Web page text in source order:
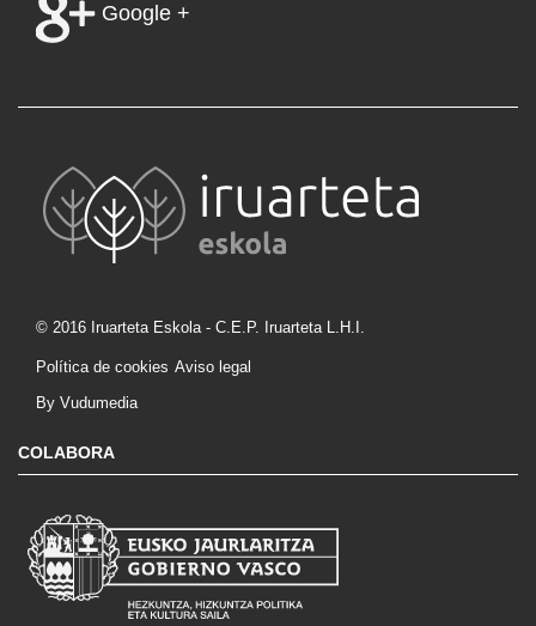
Google +
© 2016 Iruarteta Eskola - C.E.P. Iruarteta L.H.I.
Política de cookies Aviso legal
By Vudumedia
COLABORA